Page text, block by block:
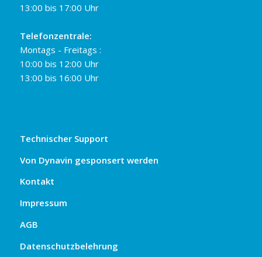
13:00 bis 17:00 Uhr
Telefonzentrale:
Montags - Freitags :
10:00 bis 12:00 Uhr
13:00 bis 16:00 Uhr
Technischer Support
Von Dynavin gesponsert werden
Kontakt
Impressum
AGB
Datenschutzbelehrung